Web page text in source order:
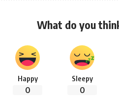
What do you
Happy
0
Sleepy
0